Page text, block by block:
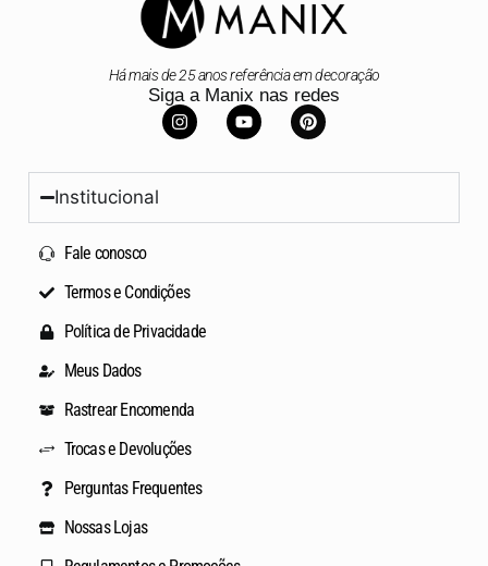
Há mais de 25 anos referência em decoração
Siga a Manix nas redes
Institucional
Fale conosco
Termos e Condições
Política de Privacidade
Meus Dados
Rastrear Encomenda
Trocas e Devoluções
Perguntas Frequentes
Nossas Lojas